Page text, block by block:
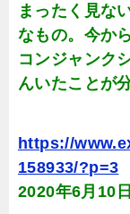
まったく見な
なもの。今か
コンジャンク
んいたことが
https://
158933/?p=3
2020年6月10